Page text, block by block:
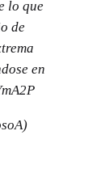
lo que
de
en